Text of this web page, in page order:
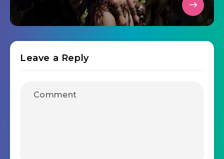
Leave a Reply